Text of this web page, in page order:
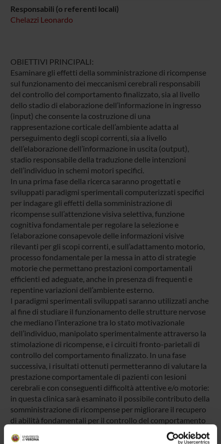
Responsabili (o referenti locali)
Chelazzi Leonardo
OBIETTIVI PRINCIPALI:
Esaminare gli effetti della somministrazione di ricompense
sul funzionamento dei meccanismi cerebrali responsabili
del controllo del comportamento finalizzato, sia al livello
dello stadio di elaborazione dell’informazione in ingresso
(input) che consente la costruzione di una
rappresentazione corticale dell’ambiente adatta al
perseguimento degli scopi correnti, sia a livello
dell’elaborazione dell’informazione in uscita (output),
stadio responsabile della traduzione delle intenzioni
dell’individuo in schemi motori specifici.
In una prima fase della ricerca saranno progettati e
sviluppati paradigmi sperimentali computerizzati specifici
per indagare gli effetti della somministrazione di
ricompense sull’attenzione visiva selettiva, funzione
cognitiva fondamentale per regolare la selezione e
l’elaborazione consapevole delle informazioni visive
rilevanti per gli scopi correnti, e sull’adattamento motorio,
processo fondamentale per la messa in atto di strategie
motorie che permettano prestazioni comportamentali
efficienti ed adeguate, anche in presenza di frequenti e
repentine variazioni dell’ambiente esterno.
I paradigmi sperimentali sviluppati saranno utilizzati anche
al fine di studiare il funzionamento delle strutture nervose
che mediano l’interazione tra lo stato motivazionale
dell’individuo, manipolato sperimentalmente attraverso la
stimolazione di ricompense, e i circuiti fronto-parietali di
controllo del comportamento finalizzato. In una fase
successiva, i risultati ottenuti permetteranno di valutare la
prestazione comportamentale di pazienti con lesioni
cerebrali e con conseguenti difficoltà attentive e/o motorie:
in questa clinica sarà esaminato il possibile contributo della
somministrazione di ricompense per migliorare il recupero
di abilità fondamentali per il controllo del comportamento
finalizzato. In particolare, in questa fase finale della ricerca,
si utilizzeranno le conoscenze precedentemente acquisite